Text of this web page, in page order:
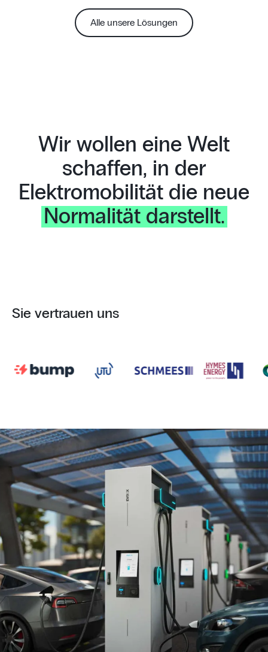
Alle unsere Lösungen
Wir wollen eine Welt
schaffen, in der
Elektromobilität die neue
Normalität darstellt.
Sie vertrauen uns